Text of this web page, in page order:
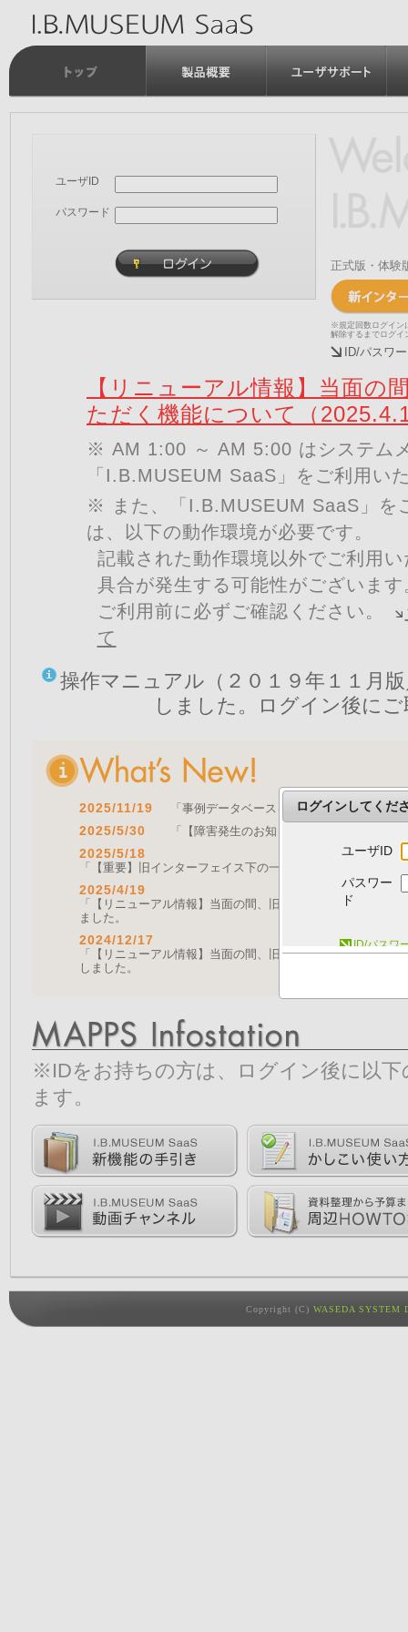
ユーザID
パスワード
正式版・体験
※規定回数ログイン
解除するまでログイ
ID/パスワ
【リニューアル情報】当面の
ただく機能について（
※ AM 1:00 ～ AM 5:00 はシステム
「I.B.MUSEUM SaaS」をご利用い
※ また、「I.B.MUSEUM SaaS」を
は、以下の動作環境が必要です。
記載された動作環境以外でご利用
具合が発生する可能性がございます
ご利用前に必ずご確認ください。
て
操作マニュアル（２０１９年１１月
しました。ログイン後に
2025/11/19 「事例データベースを公開しました」 をア
2025/5/30 「【障害発生のお知らせ｜復旧済み】Web
2025/5/18
「【重要】旧インターフェイス下の一部機能の停止につい
2025/4/19
「【リニューアル情報】当面の間、旧画面をご利用いただ
ました。
2024/12/17
「【リニューアル情報】当面の間、旧画面をご利用いただ
しました。
※IDをお持ちの方は、ログイン後に以
ます。
Copyright (C) WASEDA SYSTEM
ログインしてくだ
ユーザID
パスワー
ド
ID/パスワ